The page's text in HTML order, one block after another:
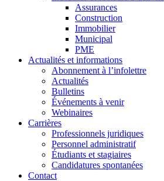
Assurances
Construction
Immobilier
Municipal
PME
Actualités et informations
Abonnement à l’infolettre
Actualités
Bulletins
Événements à venir
Webinaires
Carrières
Professionnels juridiques
Personnel administratif
Étudiants et stagiaires
Candidatures spontanées
Contact